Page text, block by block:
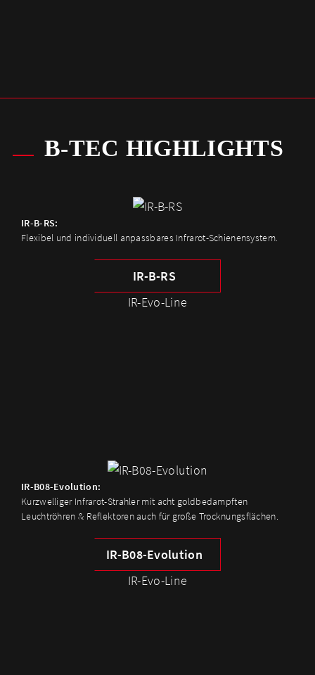
B-TEC HIGHLIGHTS
IR-B-RS:
Flexibel und individuell anpassbares Infrarot-Schienensystem.
IR-B-RS
IR-Evo-Line
IR-B08-Evolution:
Kurzwelliger Infrarot-Strahler mit acht goldbedampften
Leuchtröhren & Reflektoren auch für große Trocknungsflächen.
IR-B08-Evolution
IR-Evo-Line